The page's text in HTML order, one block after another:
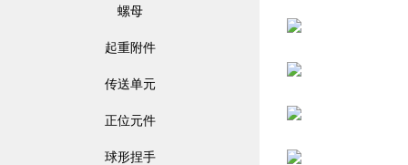
螺母
起重附件
传送单元
正位元件
球形捏手